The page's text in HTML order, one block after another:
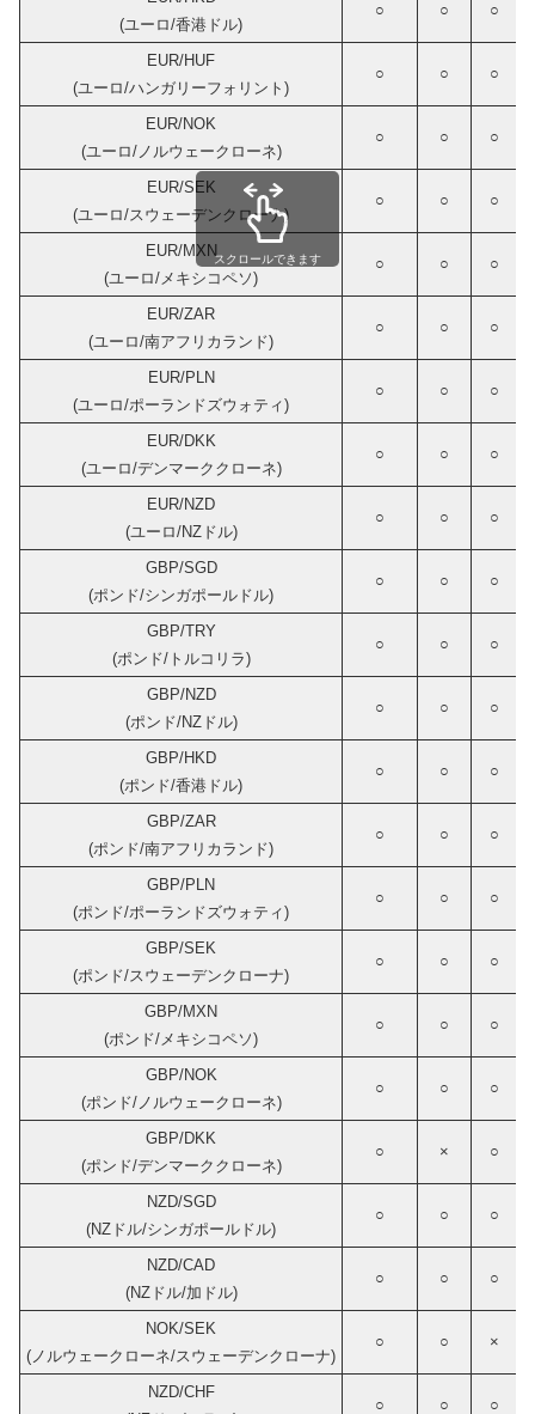
(ユーロ/香港ドル)
○ ○ ○
EUR/HUF
(ユーロ/ハンガリーフォリント)
○ ○ ○
EUR/NOK
(ユーロ/ノルウェークローネ)
○ ○ ○
EUR/SEK
(ユーロ/スウェーデンクローナ)
○ ○ ○
EUR/MXN
(ユーロ/メキシコペソ)
○ ○ ○
EUR/ZAR
(ユーロ/南アフリカランド)
○ ○ ○
EUR/PLN
(ユーロ/ポーランドズウォティ)
○ ○ ○
EUR/DKK
(ユーロ/デンマーククローネ)
○ ○ ○
EUR/NZD
(ユーロ/NZドル)
○ ○ ○
GBP/SGD
(ポンド/シンガポールドル)
○ ○ ○
GBP/TRY
(ポンド/トルコリラ)
○ ○ ○
GBP/NZD
(ポンド/NZドル)
○ ○ ○
GBP/HKD
(ポンド/香港ドル)
○ ○ ○
GBP/ZAR
(ポンド/南アフリカランド)
○ ○ ○
GBP/PLN
(ポンド/ポーランドズウォティ)
○ ○ ○
GBP/SEK
(ポンド/スウェーデンクローナ)
○ ○ ○
GBP/MXN
(ポンド/メキシコペソ)
○ ○ ○
GBP/NOK
(ポンド/ノルウェークローネ)
○ ○ ○
GBP/DKK
(ポンド/デンマーククローネ)
○ × ○
NZD/SGD
(NZドル/シンガポールドル)
○ ○ ○
NZD/CAD
(NZドル/加ドル)
○ ○ ○
NOK/SEK
(ノルウェークローネ/スウェーデンクローナ)
○ ○ ×
NZD/CHF
○ ○ ○
スクロールできます